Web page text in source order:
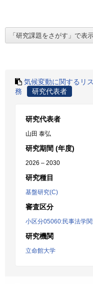
気候変動に関するリ
務
研究代表者
研究代表者
山田 泰弘
研究期間 (年度)
2026 – 2030
研究種目
基盤研究(C)
審査区分
小区分05060:民事法学
研究機関
立命館大学